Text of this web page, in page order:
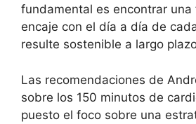
fundamental es encontrar una
encaje con el día a día de
resulte sostenible a largo
Las recomendaciones de
sobre los 150 minutos de
puesto el foco sobre una